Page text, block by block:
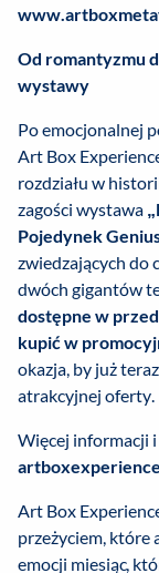
Od romantyzmu
wystawy
Po emocjonalnej
Art Box
rozdziału w
zagości wystawa
Pojedynek
zwiedzających do
dwóch gigantów
dostępne w
kupić w
okazja, by już
atrakcyjnej oferty.
Więcej informacji
Art Box
przeżyciem, które
emocji miesiąc,